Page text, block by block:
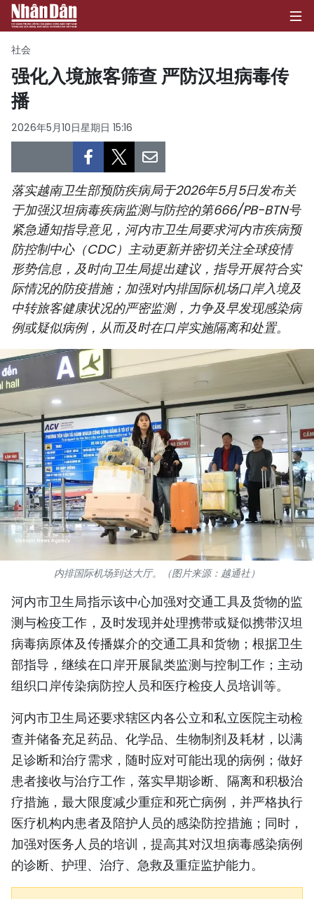
政治
经济
社会
环保
文化
体育
国际
旅游
友谊桥梁
史海
多功能媒体
图表新闻
图库
视频
人民报社简介
TIẾNG VIỆT
ENGLISH
FRANÇAIS
РУССКИЙ
ESPAÑOL
社会
强化入境旅客筛查 严防汉坦病毒传
播
2026年5月10日星期日 15:16
落实越南卫生部预防疾病局于2026年5月5日发布关
于加强汉坦病毒疾病监测与防控的第666/PB-BTN号
紧急通知指导意见，河内市卫生局要求河内市疾病预
防控制中心（CDC）主动更新并密切关注全球疫情
形势信息，及时向卫生局提出建议，指导开展符合实
际情况的防疫措施；加强对内排国际机场口岸入境及
中转旅客健康状况的严密监测，力争及早发现感染病
例或疑似病例，从而及时在口岸实施隔离和处置。
内排国际机场到达大厅。（图片来源：越通社）
河内市卫生局指示该中心加强对交通工具及货物的监
测与检疫工作，及时发现并处理携带或疑似携带汉坦
病毒病原体及传播媒介的交通工具和货物；根据卫生
部指导，继续在口岸开展鼠类监测与控制工作；主动
组织口岸传染病防控人员和医疗检疫人员培训等。
河内市卫生局还要求辖区内各公立和私立医院主动检
查并储备充足药品、化学品、生物制剂及耗材，以满
足诊断和治疗需求，随时应对可能出现的病例；做好
患者接收与治疗工作，落实早期诊断、隔离和积极治
疗措施，最大限度减少重症和死亡病例，并严格执行
医疗机构内患者及陪护人员的感染防控措施；同时，
加强对医务人员的培训，提高其对汉坦病毒感染病例
的诊断、护理、治疗、急救及重症监护能力。